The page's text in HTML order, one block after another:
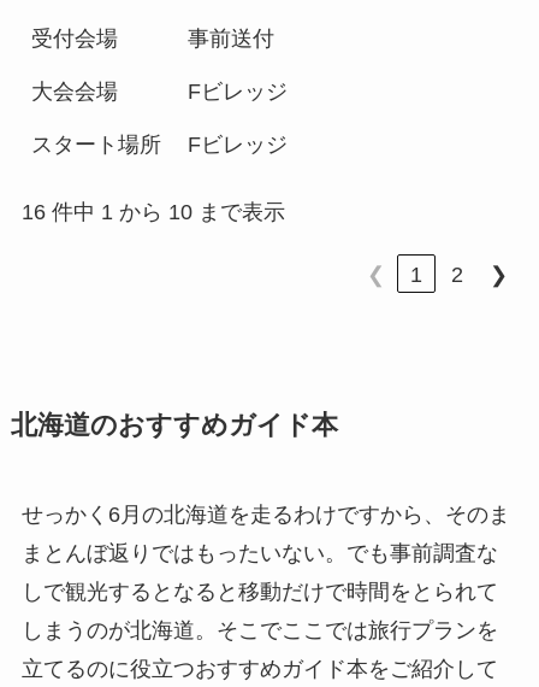
受付会場 事前送付
大会会場 Fビレッジ
スタート場所 Fビレッジ
16 件中 1 から 10 まで表示
❮ 1 2 ❯
北海道のおすすめガイド本
せっかく6月の北海道を走るわけですから、そのま
まとんぼ返りではもったいない。でも事前調査な
しで観光するとなると移動だけで時間をとられて
しまうのが北海道。そこでここでは旅行プランを
立てるのに役立つおすすめガイド本をご紹介して